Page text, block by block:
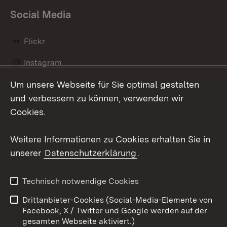
Social Media
Flickr
Instagram
Social Wall
Barrierefreiheit
Benutzungshinweise
Impressum
Cookies
Um unsere Webseite für Sie optimal gestalten
und verbessern zu können, verwenden wir
Cookies.
Weitere Informationen zu Cookies erhalten Sie in
unserer Datenschutzerklärung.
Technisch notwendige Cookies
Drittanbieter-Cookies (Social-Media-Elemente von
Facebook, X / Twitter und Google werden auf der
gesamten Webseite aktiviert.)